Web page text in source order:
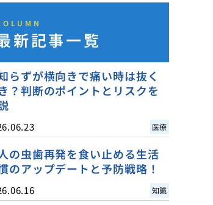
新記事一覧
らずが横向きで痛い時は抜く
？判断のポイントとリスクを
医療
の虫歯再発を食い止める生活
のアップデートと予防戦略！
知識